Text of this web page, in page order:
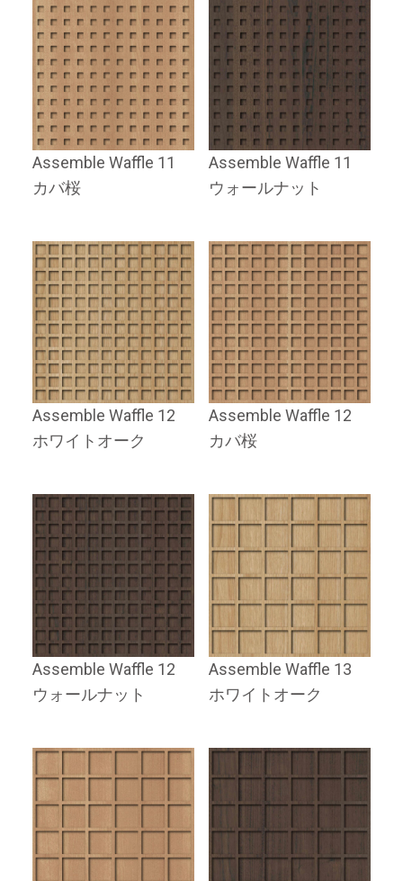
Assemble Waffle 11
カバ桜
Assemble Waffle 11
ウォールナット
Assemble Waffle 12
ホワイトオーク
Assemble Waffle 12
カバ桜
Assemble Waffle 12
ウォールナット
Assemble Waffle 13
ホワイトオーク